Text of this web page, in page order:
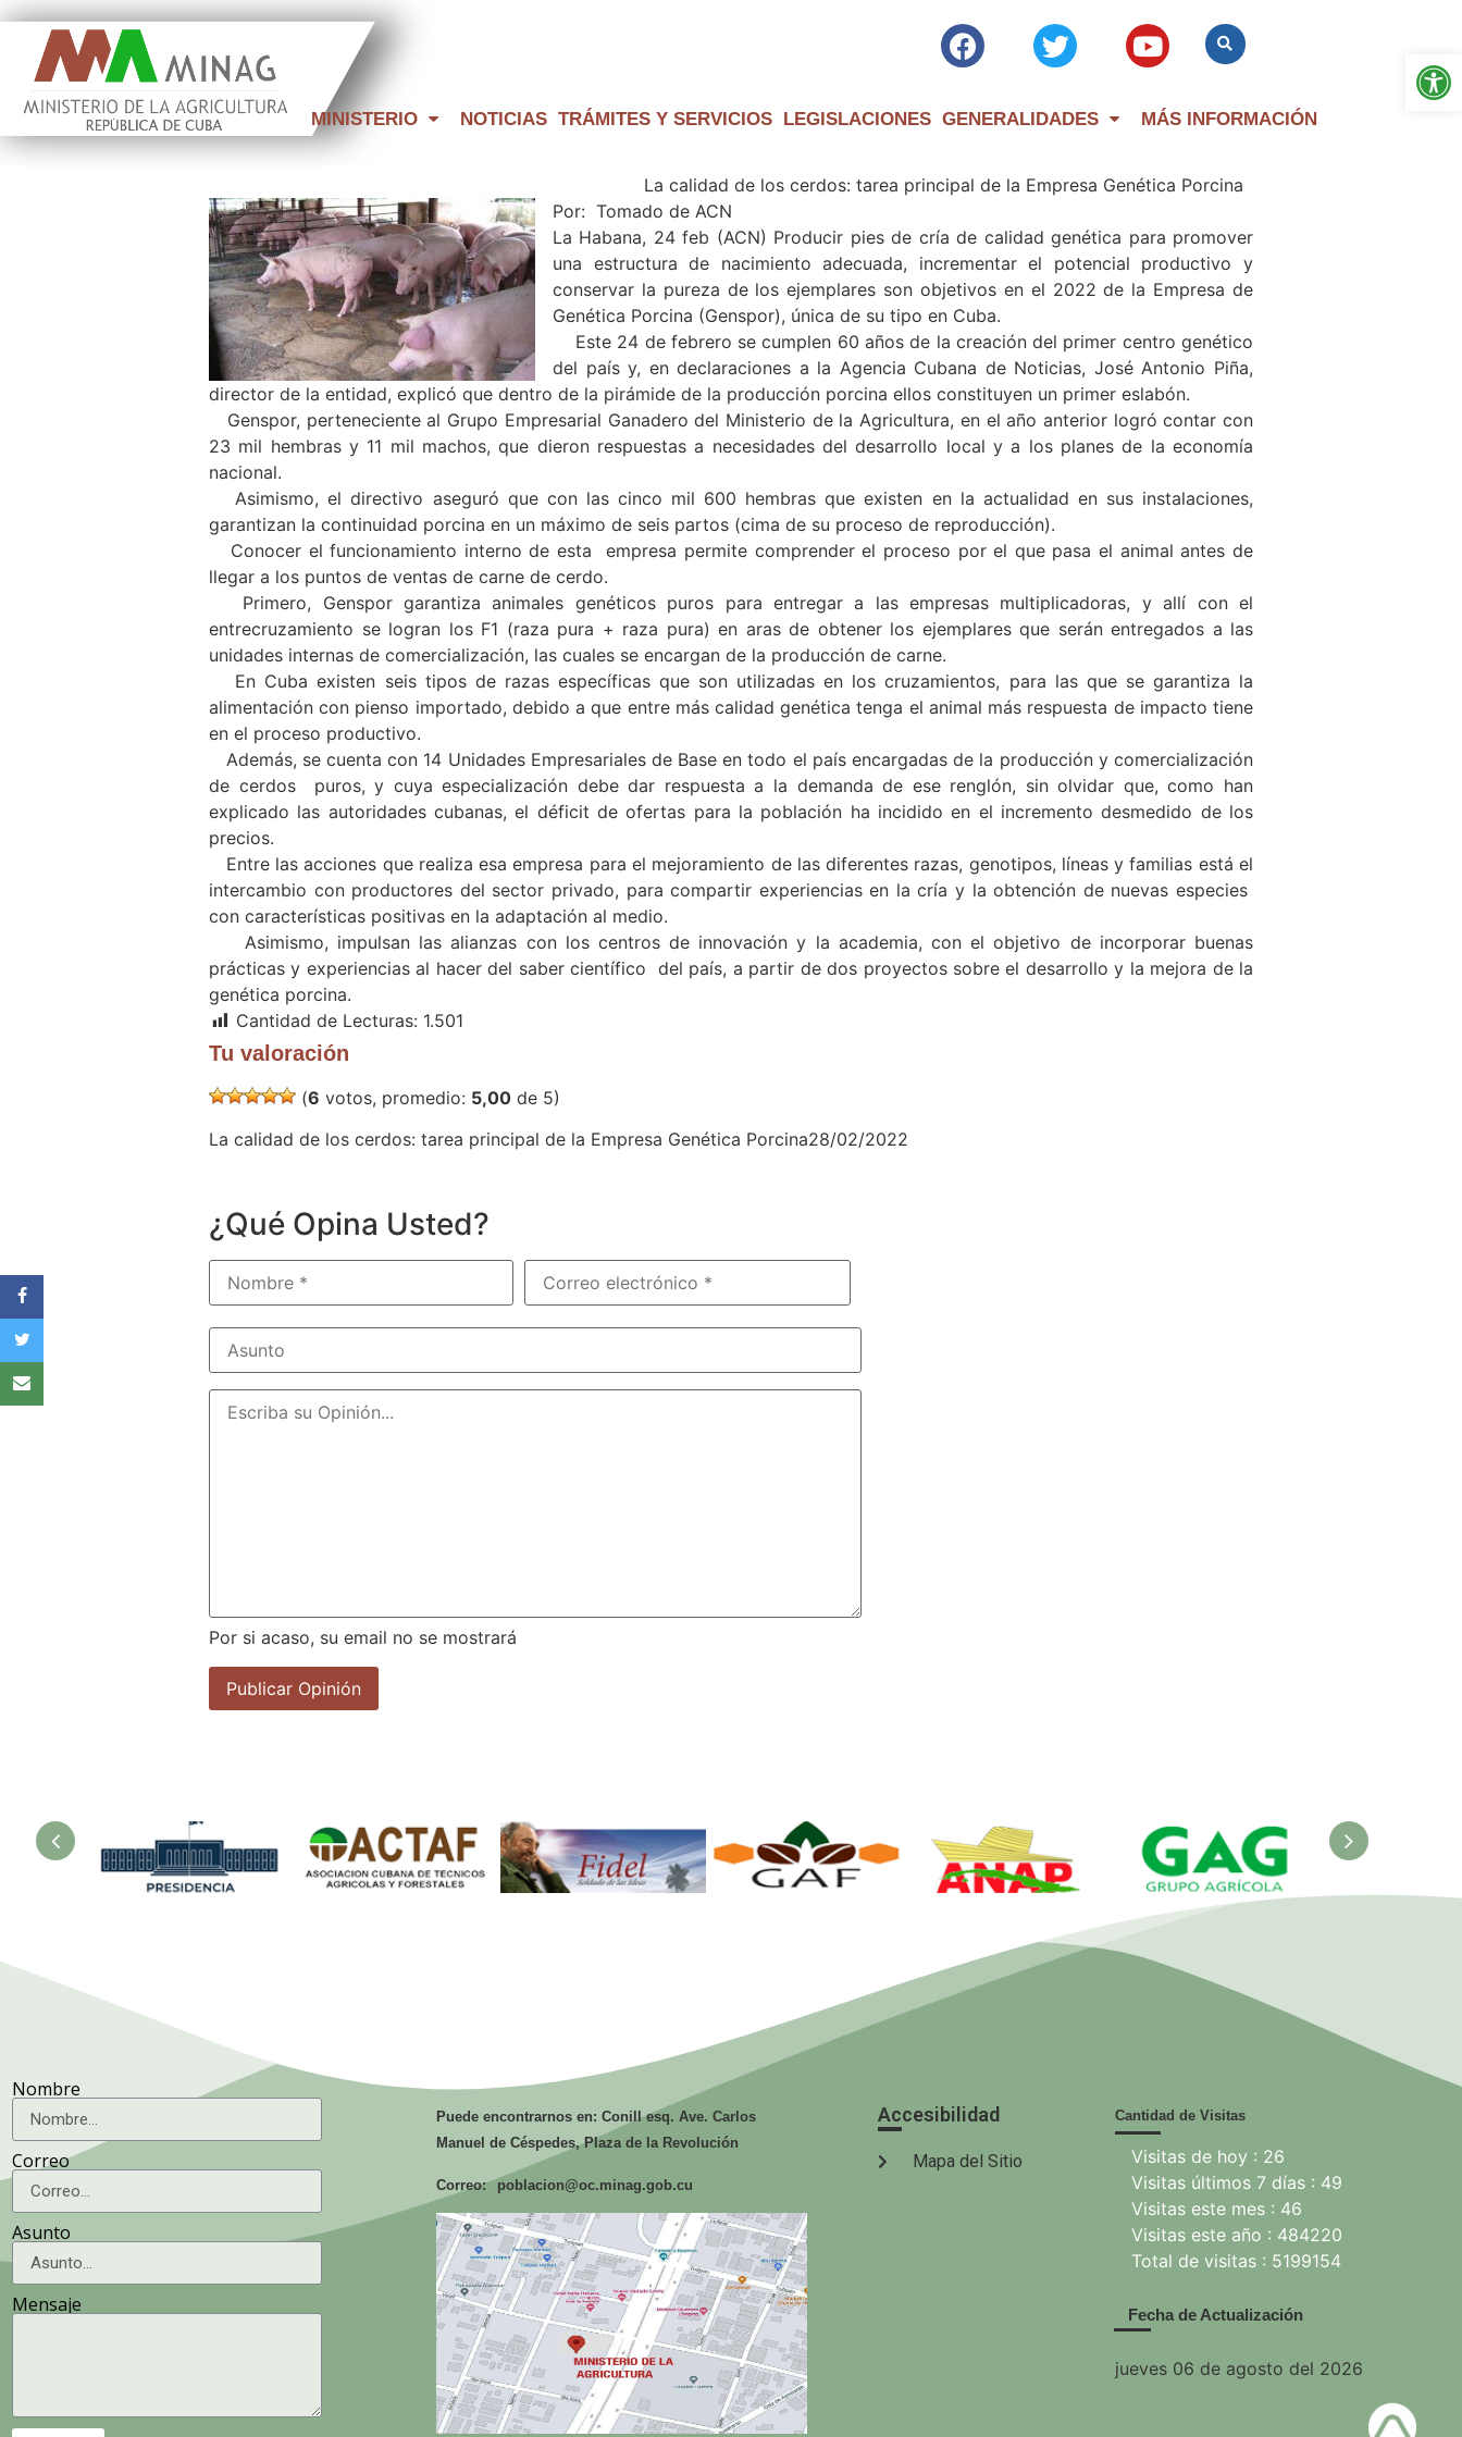
MINISTERIO NOTICIAS TRÁMITES Y SERVICIOS LEGISLACIONES GENERALIDADES MÁS INFORMACIÓN
La calidad de los cerdos: tarea principal de la Empresa Genética Porcina
Por: Tomado de ACN
La Habana, 24 feb (ACN) Producir pies de cría de calidad genética para promover
una estructura de nacimiento adecuada, incrementar el potencial productivo y
conservar la pureza de los ejemplares son objetivos en el 2022 de la Empresa de
Genética Porcina (Genspor), única de su tipo en Cuba.
Este 24 de febrero se cumplen 60 años de la creación del primer centro genético
del país y, en declaraciones a la Agencia Cubana de Noticias, José Antonio Piña,
director de la entidad, explicó que dentro de la pirámide de la producción porcina ellos constituyen un primer eslabón.
Genspor, perteneciente al Grupo Empresarial Ganadero del Ministerio de la Agricultura, en el año anterior logró contar con
23 mil hembras y 11 mil machos, que dieron respuestas a necesidades del desarrollo local y a los planes de la economía
nacional.
Asimismo, el directivo aseguró que con las cinco mil 600 hembras que existen en la actualidad en sus instalaciones,
garantizan la continuidad porcina en un máximo de seis partos (cima de su proceso de reproducción).
Conocer el funcionamiento interno de esta empresa permite comprender el proceso por el que pasa el animal antes de
llegar a los puntos de ventas de carne de cerdo.
Primero, Genspor garantiza animales genéticos puros para entregar a las empresas multiplicadoras, y allí con el
entrecruzamiento se logran los F1 (raza pura + raza pura) en aras de obtener los ejemplares que serán entregados a las
unidades internas de comercialización, las cuales se encargan de la producción de carne.
En Cuba existen seis tipos de razas específicas que son utilizadas en los cruzamientos, para las que se garantiza la
alimentación con pienso importado, debido a que entre más calidad genética tenga el animal más respuesta de impacto tiene
en el proceso productivo.
Además, se cuenta con 14 Unidades Empresariales de Base en todo el país encargadas de la producción y comercialización
de cerdos puros, y cuya especialización debe dar respuesta a la demanda de ese renglón, sin olvidar que, como han
explicado las autoridades cubanas, el déficit de ofertas para la población ha incidido en el incremento desmedido de los
precios.
Entre las acciones que realiza esa empresa para el mejoramiento de las diferentes razas, genotipos, líneas y familias está el
intercambio con productores del sector privado, para compartir experiencias en la cría y la obtención de nuevas especies
con características positivas en la adaptación al medio.
Asimismo, impulsan las alianzas con los centros de innovación y la academia, con el objetivo de incorporar buenas
prácticas y experiencias al hacer del saber científico del país, a partir de dos proyectos sobre el desarrollo y la mejora de la
genética porcina.
Cantidad de Lecturas: 1.501
Tu valoración
(6 votos, promedio: 5,00 de 5)
La calidad de los cerdos: tarea principal de la Empresa Genética Porcina28/02/2022
¿Qué Opina Usted?
Por si acaso, su email no se mostrará
Ministerio de
la Agricultura
GAG. Grupo
Nombre
Correo
Asunto
Mensaje
Puede encontrarnos en: Conill esq. Ave. Carlos
Manuel de Céspedes, Plaza de la Revolución
Correo: poblacion@oc.minag.gob.cu
Accesibilidad
Mapa del Sitio
Fecha de Actualización
Cantidad de Visitas
Visitas de hoy : 26
Visitas últimos 7 días : 49
Visitas este mes : 46
Visitas este año : 484220
Total de visitas : 5199154
jueves 06 de agosto del 2026